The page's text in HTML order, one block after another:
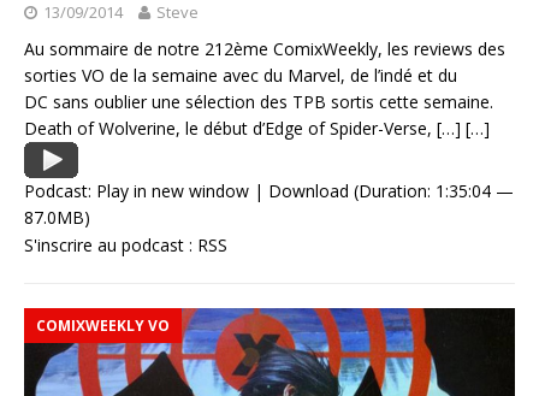
13/09/2014 Steve
Au sommaire de notre 212ème ComixWeekly, les reviews des
sorties VO de la semaine avec du Marvel, de l’indé et du
DC sans oublier une sélection des TPB sortis cette semaine.
Death of Wolverine, le début d’Edge of Spider-Verse, […] […]
Podcast: Play in new window | Download (Duration: 1:35:04 —
87.0MB)
S'inscrire au podcast : RSS
COMIXWEEKLY VO